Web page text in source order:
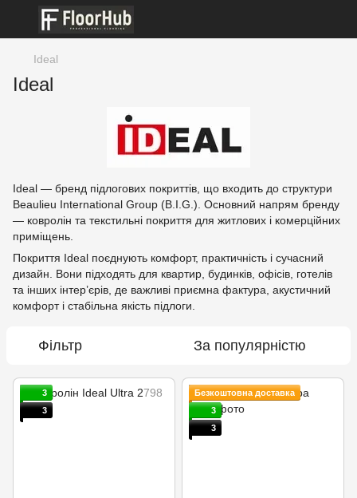
Ideal
Ideal
Ideal — бренд підлогових покриттів, що входить до структури
Beaulieu International Group (B.I.G.). Основний напрям бренду
— ковролін та текстильні покриття для житлових і комерційних
приміщень.
Покриття Ideal поєднують комфорт, практичність і сучасний
дизайн. Вони підходять для квартир, будинків, офісів, готелів
та інших інтер’єрів, де важливі приємна фактура, акустичний
комфорт і стабільна якість підлоги.
Фільтр За популярністю
3
3
Безкоштовна доставка
3
3